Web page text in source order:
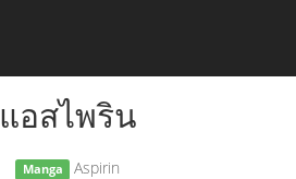
แอสไพริน
Manga Aspirin